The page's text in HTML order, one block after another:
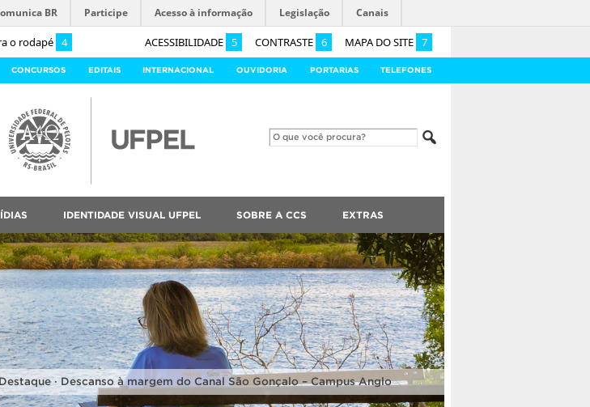
o rodapé 4 ACESSIBILIDADE 5 CONTRASTE 6 MAPA DO SITE 7
BR Participe Acesso à informação Legislação Canais
CONCURSOS EDITAIS INTERNACIONAL OUVIDORIA PORTARIAS TELEFONES
IDENTIDADE VISUAL UFPEL SOBRE A CCS EXTRAS
· Descanso à margem do Canal São Gonçalo – Campus Anglo